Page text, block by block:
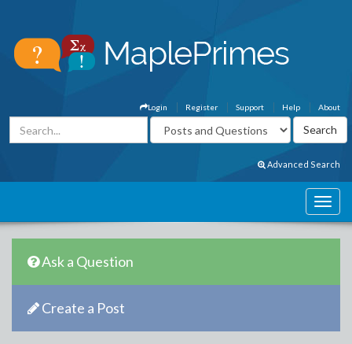
About
Help
Support
Register
Login
Advanced Search
Ask a Question
Create a Post